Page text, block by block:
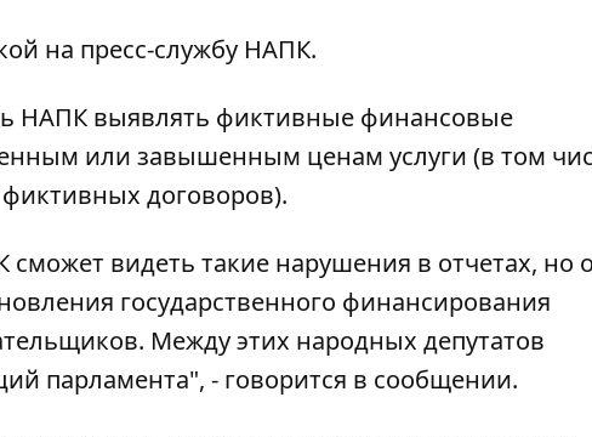
на пресс-службу НАПК.
НАПК выявлять фиктивные финансовые
или завышенным ценам услуги (в том
договоров).
видеть такие нарушения в отчетах, но
государственного финансирования
Между этих народных депутатов
парламента", - говорится в сообщении.